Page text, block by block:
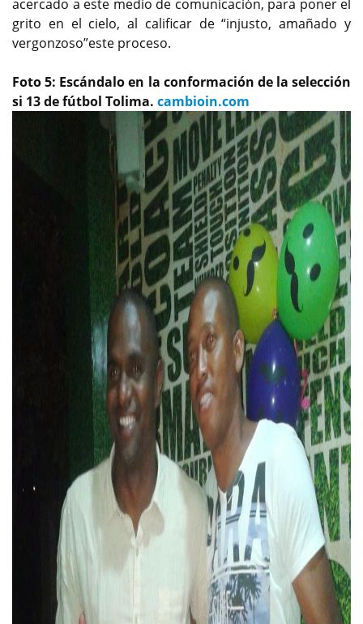
acercado a este medio de comunicación, para poner el
grito en el cielo, al calificar de “injusto, amañado y
vergonzoso”este proceso.
Foto 5: Escándalo en la conformación de la selección
si 13 de fútbol Tolima. cambioin.com